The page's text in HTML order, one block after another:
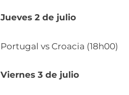
Jueves 2 de julio
Portugal vs Croacia (18h00)
Viernes 3 de julio